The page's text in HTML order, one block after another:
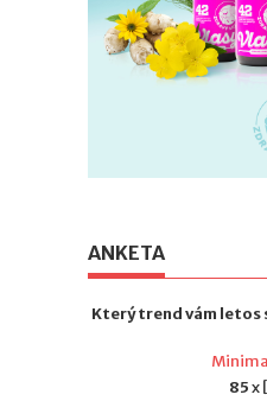
ANKETA
Který trend vám letos
85x